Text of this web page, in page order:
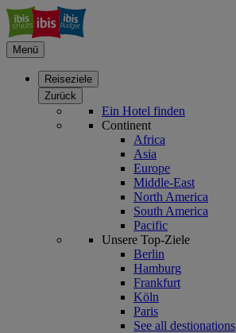
Menü
Reiseziele
Zurück
Ein Hotel finden
Continent
Africa
Asia
Europe
Middle-East
North America
South America
Pacific
Unsere Top-Ziele
Berlin
Hamburg
Frankfurt
Köln
Paris
See all destionations